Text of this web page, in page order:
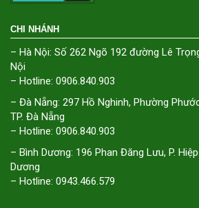
CHI NHÁNH
– Hà Nội: Số 262 Ngõ 192 đường Lê
Nội
– Hotline: 0906.840.903
– Đà Nẵng: 297 Hồ Nghinh, Phường
TP. Đà Nẵng
– Hotline: 0906.840.903
– Bình Dương: 196 Phan Đăng Lưu, P.
Dương
– Hotline: 0943.466.579